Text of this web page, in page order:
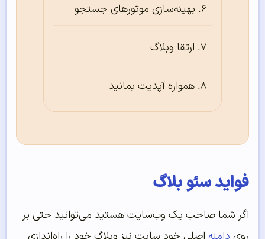
بهینه‌‌‌‌‌سازی موتورهای جستجو
ارتقا وبلاگ
همواره آپدیت بمانید
فواید سئو بلاگ
اگر شما صاحب یک وب‌سایت هستید می‌توانید حتی بر